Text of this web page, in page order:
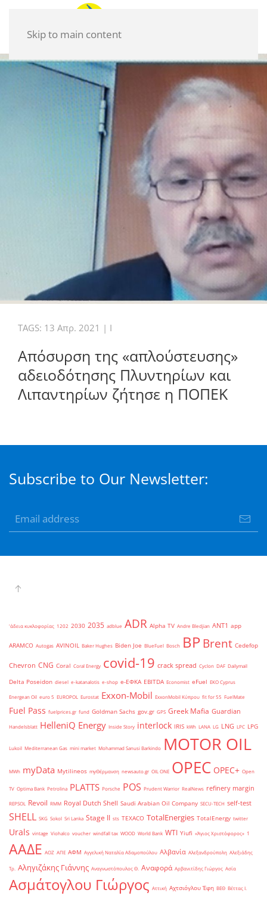
Skip to main content
TAGS: 13 Απρ. 2021 | I
Απόσυρση της «απλούστευσης»
αδειοδότησης Πλυντηρίων και
Λιπαντηρίων ζήτησε η ΠΟΠΕΚ
Subscribe to Our Newsletter:
'άδεια κυκλοφορίας 1202 2030 2035 adblue ADR Alpha TV Andre Bledjian ANT1 app
ARAMCO Autogas AVINOIL Baker Hughes Biden Joe BlueFuel Bosch BPBrent Cedefop
Chevron CNG Coral Coral Energy covid-19 crack spread Cyclon DAF Dailymail
Delta Poseidon diesel e-katanalotis e-shop e-ΕΦΚΑ EBITDA Economist eFuel EKO Cyprus
Energean Oil euro 5 EUROPOL Eurostat Exxon-Mobil ExxonMobil Κύπρου fit for 55 FuelMate
Fuel Pass fuelprices.gr fund Goldman Sachs gov.gr GPS Greek Mafia Guardian
Handelsblatt HelleniQ Energy Inside Story interlock IRIS kWh LANA LG LNG LPC LPG
Lukoil Mediterranean Gas mini market Mohammad Sanusi Barkindo MOTOR OIL
MWh myData Mytilineos myΘέρμανση newsauto.gr OIL ONE OPEC OPEC+ Open
TV Optima Bank Petrolina PLATTS Porsche POS Prudent Warrior RealNews refinery margin
REPSOL Revoil RMM Royal Dutch Shell Saudi Arabian Oil Company SECU-TECH self-test
SHELL SKG Sokol Sri Lanka Stage II sts TEXACO TotalEnergies TotalEnergy twitter
Urals vintage Viohalco voucher windfall tax WOOD World Bank WTI Yiufi «Άγιος Χριστόφορος» ΄1
ΑΑΔΕ ΑΟΖ ΑΠΕ ΑΦΜ Αγγελική Ναταλία Αδαμοπούλου Αλβανία Αλεξανδρούπολη Αλεξιάδης
Τρ. Αληγιζάκης Γιάννης Αναγνωστόπουλος Θ. Αναφορά Αρβανιτίδης Γιώργος Ασία
Ασμάτογλου Γιώργος Αττική Αχτσιόγλου Έφη ΒΕΘ Βέττας Ι.